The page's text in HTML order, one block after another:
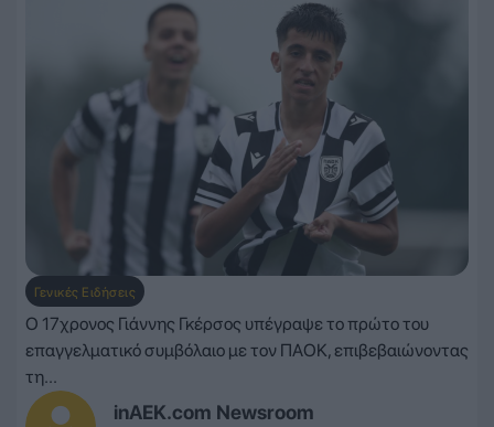
Γενικές Ειδήσεις
inAEK.com Newsroom
Ο 17χρονος Γιάννης Γκέρσος υπέγραψε το πρώτο του
επαγγελματικό συμβόλαιο με τον ΠΑΟΚ, επιβεβαιώνοντας
τη...